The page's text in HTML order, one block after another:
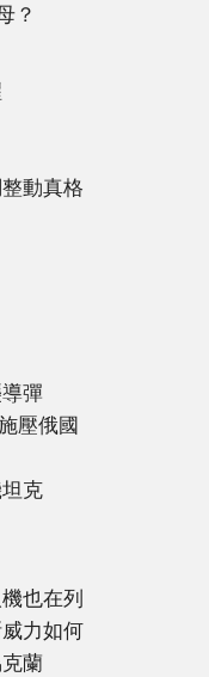
？
動真格
彈
壓俄國
克
也在列
力如何
蘭